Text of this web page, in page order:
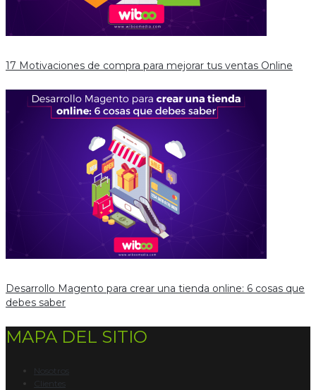
17 Motivaciones de compra para mejorar tus ventas Online
Desarrollo Magento para crear una tienda online: 6 cosas que
debes saber
MAPA DEL SITIO
Nosotros
Clientes